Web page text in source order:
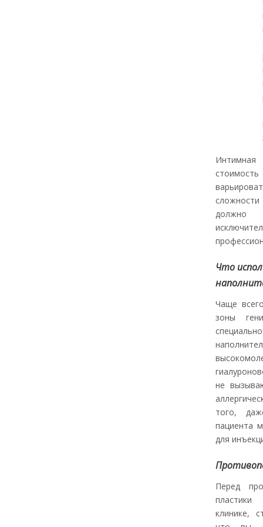
Интимная
Что
Чаще
зоны
не
того,
пациента
для
Перед
клинике,